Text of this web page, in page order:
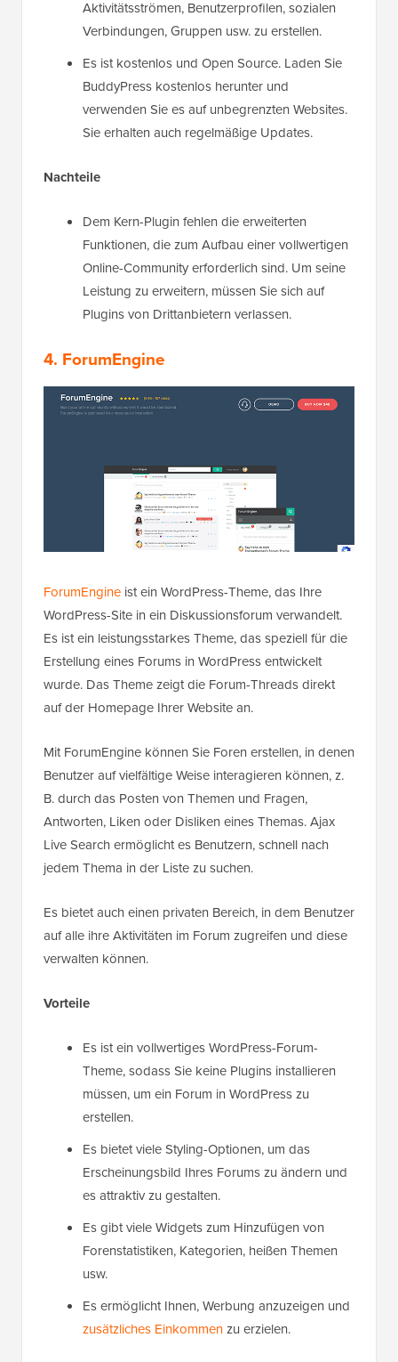
Aktivitätsströmen, Benutzerprofilen, sozialen
Verbindungen, Gruppen usw. zu erstellen.
Es ist kostenlos und Open Source. Laden Sie
BuddyPress kostenlos herunter und
verwenden Sie es auf unbegrenzten Websites.
Sie erhalten auch regelmäßige Updates.
Nachteile
Dem Kern-Plugin fehlen die erweiterten
Funktionen, die zum Aufbau einer vollwertigen
Online-Community erforderlich sind. Um seine
Leistung zu erweitern, müssen Sie sich auf
Plugins von Drittanbietern verlassen.
4. ForumEngine
ForumEngine ist ein WordPress-Theme, das Ihre
WordPress-Site in ein Diskussionsforum verwandelt.
Es ist ein leistungsstarkes Theme, das speziell für die
Erstellung eines Forums in WordPress entwickelt
wurde. Das Theme zeigt die Forum-Threads direkt
auf der Homepage Ihrer Website an.
Mit ForumEngine können Sie Foren erstellen, in denen
Benutzer auf vielfältige Weise interagieren können, z.
B. durch das Posten von Themen und Fragen,
Antworten, Liken oder Disliken eines Themas. Ajax
Live Search ermöglicht es Benutzern, schnell nach
jedem Thema in der Liste zu suchen.
Es bietet auch einen privaten Bereich, in dem Benutzer
auf alle ihre Aktivitäten im Forum zugreifen und diese
verwalten können.
Vorteile
Es ist ein vollwertiges WordPress-Forum-
Theme, sodass Sie keine Plugins installieren
müssen, um ein Forum in WordPress zu
erstellen.
Es bietet viele Styling-Optionen, um das
Erscheinungsbild Ihres Forums zu ändern und
es attraktiv zu gestalten.
Es gibt viele Widgets zum Hinzufügen von
Forenstatistiken, Kategorien, heißen Themen
usw.
Es ermöglicht Ihnen, Werbung anzuzeigen und
zusätzliches Einkommenzu erzielen.